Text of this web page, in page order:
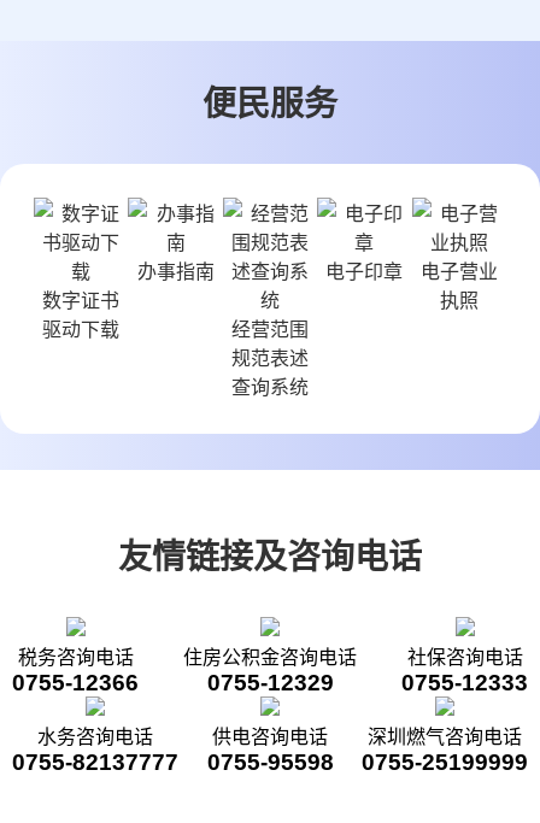
便民服务
数字证书
驱动下载
办事指南
经营范围
规范表述
查询系统
电子印章
电子营业
执照
友情链接及咨询电话
税务咨询电话
0755-12366
住房公积金咨询电话
0755-12329
社保咨询电话
0755-12333
水务咨询电话
0755-82137777
供电咨询电话
0755-95598
深圳燃气咨询电话
0755-25199999